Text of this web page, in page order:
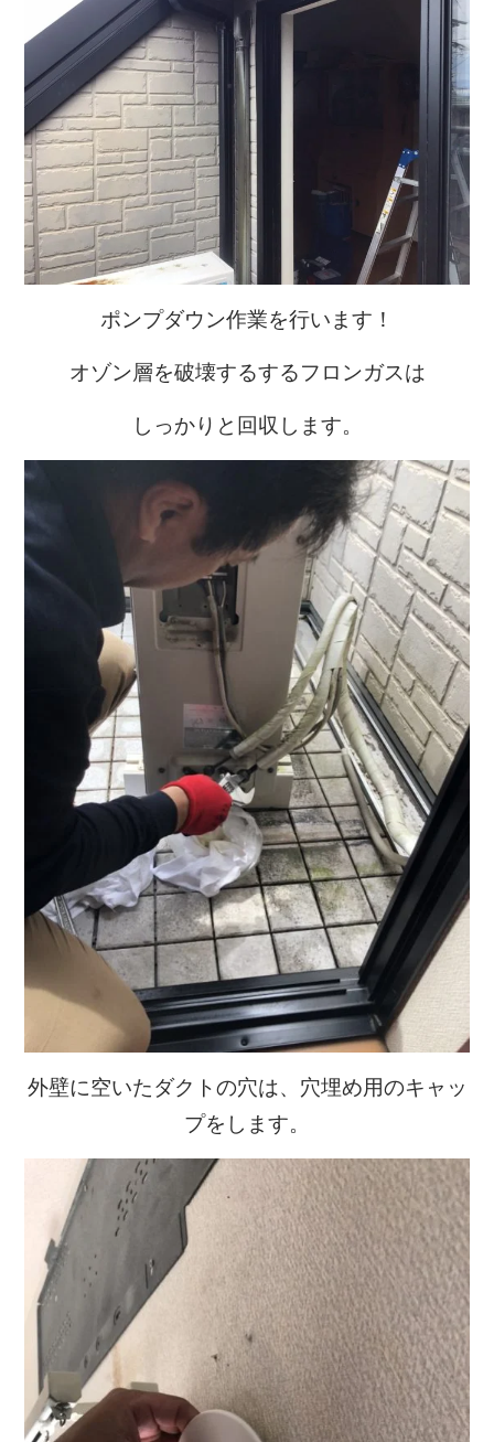
ポンプダウン作業を行います！
オゾン層を破壊するするフロンガスは
しっかりと回収します。
外壁に空いたダクトの穴は、穴埋め用のキャッ
プをします。